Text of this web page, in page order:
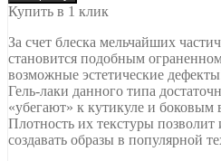
Купить в 1 клик
За счет блеска мельчайших
становится подобным
возможные эстетические
Гель-лаки данного типа
«убегают» к кутикуле и боковым
Плотность их текстуры позволит
создавать образы в популярной